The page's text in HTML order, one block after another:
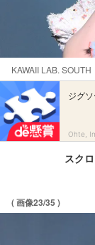
KAWAII LAB.
ジグ
Ohte,
スク
( 画像23/35 )